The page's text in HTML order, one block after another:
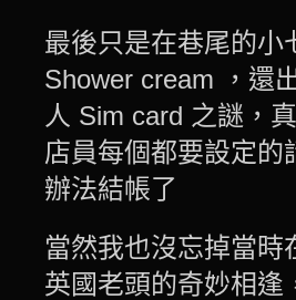
最後只是在巷尾的小
Shower cream ，還
人 Sim card 之謎，
店員每個都要設定的
辦法結帳了
當然我也沒忘掉當時
英國老頭的奇妙相逢